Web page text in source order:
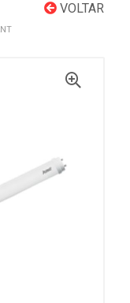
VOLTAR